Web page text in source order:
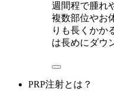
週間程で腫れ
複数部位やお
りも長くかか
は長めにダウ
PRP注射とは？